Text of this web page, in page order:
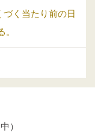
く当たり前の日
）